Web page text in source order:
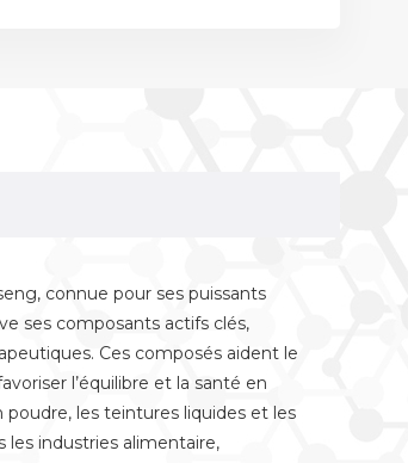
connue pour ses puissants
ses composants actifs clés,
Ces composés aident le
l’équilibre et la santé en
les teintures liquides et les
les industries alimentaire,